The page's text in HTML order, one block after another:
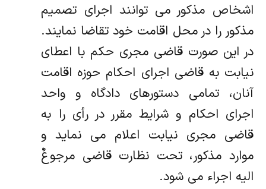
اشخاص مذکور می توانند اجرای تصمیم
مذکور را در محل اقامت خود تقاضا نمایند.
در این صورت قاضی مجری حکم با اعطای
نیابت به قاضی اجرای احکام حوزه اقامت
آنان، تمامی دستورهای دادگاه و واحد
اجرای احکام و شرایط مقرر در رأی را به
قاضی مجری نیابت اعلام می نماید و
موارد مذکور، تحت نظارت قاضی مرجوعٌ
الیه اجراء می شود.